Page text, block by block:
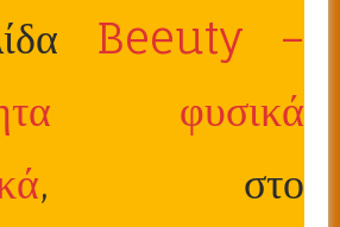
Beeuty –
φυσικά
, στο